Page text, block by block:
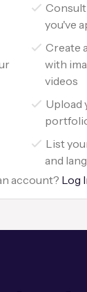
you've
Create
with
videos
Upload
List
and
account? Log